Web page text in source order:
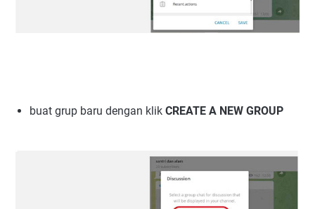
buat grup baru dengan klik CREATE A NEW GROUP